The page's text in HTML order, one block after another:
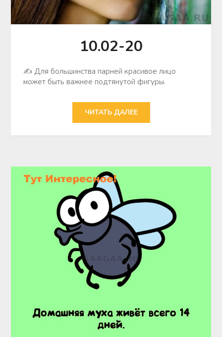
10.02-20
✍ Для большинства парней красивое лицо
может быть важнее подтянутой фигуры.
ЧИТАТЬ ДАЛЕЕ